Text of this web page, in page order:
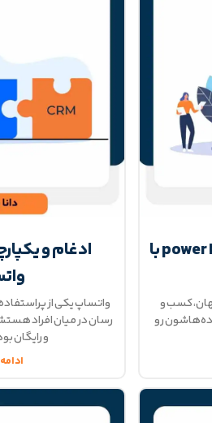
power BI چیست؟ ادغام power BI با
کسب و
رو
واتساپ یکی از
رسان در میان افراد
و رایگان